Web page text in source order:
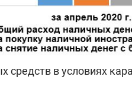
в условиях